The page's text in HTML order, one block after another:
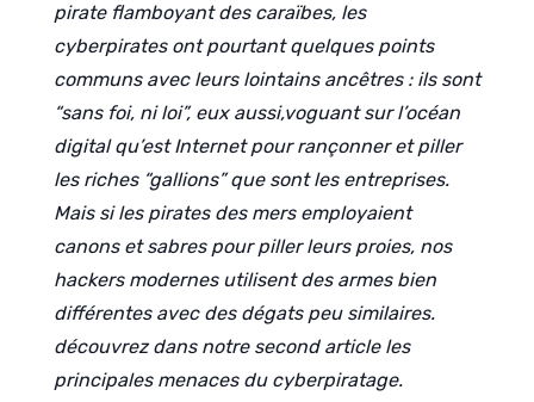
pirate flamboyant des caraïbes, les
cyberpirates ont pourtant quelques points
communs avec leurs lointains ancêtres : ils sont
“sans foi, ni loi”, eux aussi,voguant sur l’océan
digital qu’est Internet pour rançonner et piller
les riches “gallions” que sont les entreprises.
Mais si les pirates des mers employaient
canons et sabres pour piller leurs proies, nos
hackers modernes utilisent des armes bien
différentes avec des dégats peu similaires.
découvrez dans notre second article les
principales menaces du cyberpiratage.